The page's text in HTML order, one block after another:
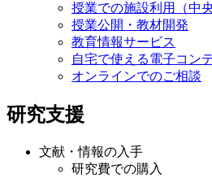
授業での施設利用（中
授業公開・教材開発
教育情報サービス
自宅で使える電子コン
オンラインでのご相談
研究支援
文献・情報の入手
研究費での購入